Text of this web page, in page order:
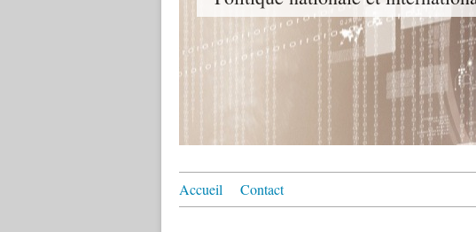
Accueil Contact